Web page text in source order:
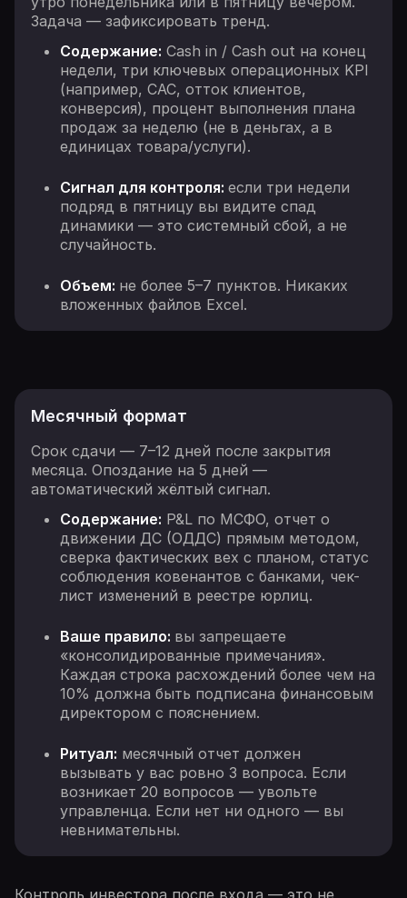
Задача — зафиксировать тренд.
Содержание: Cash in / Cash out на конец
недели, три ключевых операционных KPI
(например, CAC, отток клиентов,
конверсия), процент выполнения плана
продаж за неделю (не в деньгах, а в
единицах товара/услуги).
Сигнал для контроля: если три недели
подряд в пятницу вы видите спад
динамики — это системный сбой, а не
случайность.
Объем: не более 5–7 пунктов. Никаких
вложенных файлов Excel.
Месячный формат
Срок сдачи — 7–12 дней после закрытия
месяца. Опоздание на 5 дней —
автоматический жёлтый сигнал.
Содержание: P&L по МСФО, отчет о
движении ДС (ОДДС) прямым методом,
сверка фактических вех с планом, статус
соблюдения ковенантов с банками, чек-
лист изменений в реестре юрлиц.
Ваше правило: вы запрещаете
«консолидированные примечания».
Каждая строка расхождений более чем на
10% должна быть подписана финансовым
директором с пояснением.
Ритуал: месячный отчет должен
вызывать у вас ровно 3 вопроса. Если
возникает 20 вопросов — увольте
управленца. Если нет ни одного — вы
невнимательны.